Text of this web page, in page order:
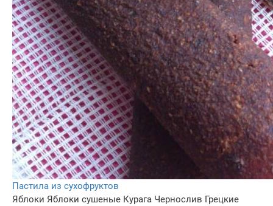
Пастила из сухофруктов
Яблоки Яблоки сушеные Курага Чернослив Грецкие